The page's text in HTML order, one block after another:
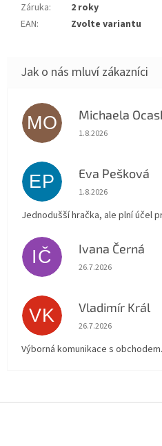
Záruka:
2 roky
EAN: Zvolte variantu
MO Michaela
Hodnocení obchodu
1.8.2026
EP Eva Pešková
Hodnocení obchodu
1.8.2026
Jednodušší hračka, ale plní účel
IČ Ivana Černá
Hodnocení obchodu
26.7.2026
VK Vladimír Král
Hodnocení obchodu
26.7.2026
Výborná komunikace s